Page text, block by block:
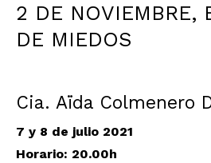
2 DE NOVIEMBRE,
DE MIEDOS
Cia. Aïda Colmenero
7 y 8 de julio 2021
Horario: 20.00h